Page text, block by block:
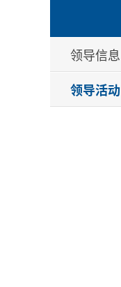
领导信息
领导活动